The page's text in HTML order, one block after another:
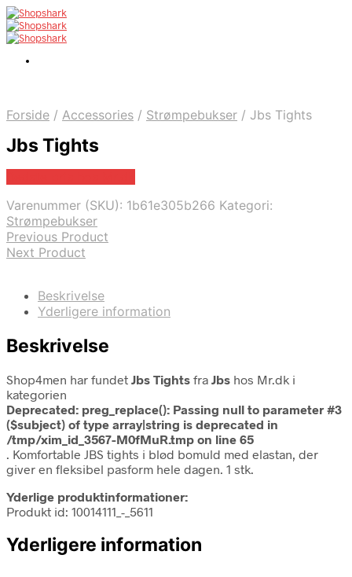
Forside / Accessories / Strømpebukser / Jbs Tights
Jbs Tights
Varenummer (SKU): 1b61e305b266 Kategori:
Strømpebukser
Previous Product
Next Product
Beskrivelse
Yderligere information
Beskrivelse
Shop4men har fundet Jbs Tights fra Jbs hos Mr.dk i
kategorien
Deprecated: preg_replace(): Passing null to parameter #3
($subject) of type array|string is deprecated in
/tmp/xim_id_3567-M0fMuR.tmp on line 65
. Komfortable JBS tights i blød bomuld med elastan, der
giver en fleksibel pasform hele dagen. 1 stk.
Yderlige produktinformationer:
Produkt id: 10014111_-_5611
Yderligere information